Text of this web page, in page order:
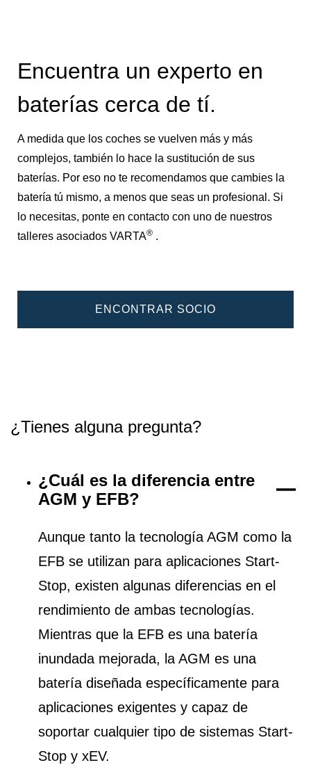
Encuentra un experto en
baterías cerca de tí.
A medida que los coches se vuelven más y más
complejos, también lo hace la sustitución de sus
baterías. Por eso no te recomendamos que cambies la
batería tú mismo, a menos que seas un profesional. Si
lo necesitas, ponte en contacto con uno de nuestros
talleres asociados VARTA® .
ENCONTRAR SOCIO
¿Tienes alguna pregunta?
¿Cuál es la diferencia entre
AGM y EFB?
Aunque tanto la tecnología AGM como la
EFB se utilizan para aplicaciones Start-
Stop, existen algunas diferencias en el
rendimiento de ambas tecnologías.
Mientras que la EFB es una batería
inundada mejorada, la AGM es una
batería diseñada específicamente para
aplicaciones exigentes y capaz de
soportar cualquier tipo de sistemas Start-
Stop y xEV.